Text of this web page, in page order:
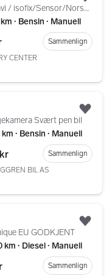
1.2-82HK / Navi / isofix/Sensor/Norsk bil/Eu10.27+++
∙ Bensin ∙ Manuell
Sammenlign
CENTER
Svært pen bil
∙ Bensin ∙ Manuell
kr
Sammenlign
BIL AS
EU GODKJENT
km ∙ Diesel ∙ Manuell
Sammenlign